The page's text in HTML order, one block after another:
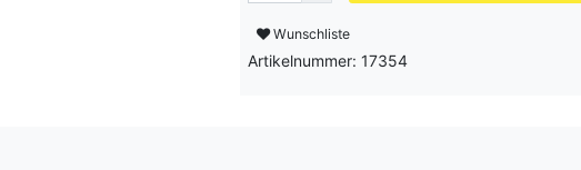
Wunschliste
Artikelnummer: 17354